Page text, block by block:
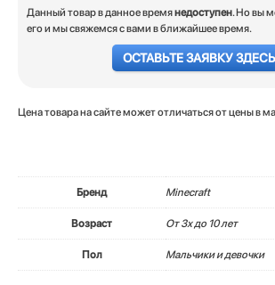
Данный товар в данное времянедоступен. Но вы
его и мы свяжемся с вами в ближайшее время.
ОСТАВЬТЕ ЗАЯВКУ ЗДЕСЬ
Цена товара на сайте может отличаться от цены в
Бренд Minecraft
Возраст От 3х до 10 лет
Пол Мальчики и девочки